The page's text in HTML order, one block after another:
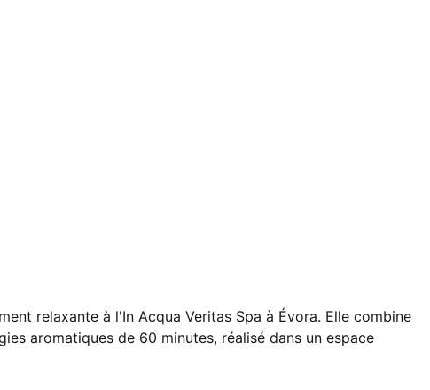
relaxante à l'In Acqua Veritas Spa à Évora. Elle combine
aromatiques de 60 minutes, réalisé dans un espace